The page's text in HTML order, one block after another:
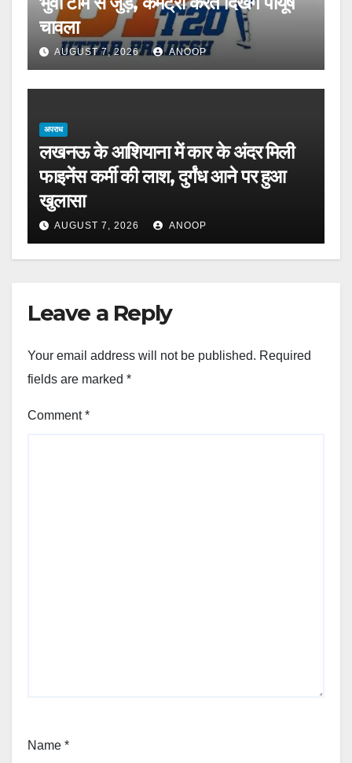
चावला
AUGUST 7, 2026 ANOOP
अपराध
लखनऊ के आशियाना में कार के अंदर मिली
फाइनेंस कर्मी की लाश, दुर्गंध आने पर हुआ
खुलासा
AUGUST 7, 2026 ANOOP
Leave a Reply
Your email address will not be published. Required
fields are marked *
Comment*
Name *